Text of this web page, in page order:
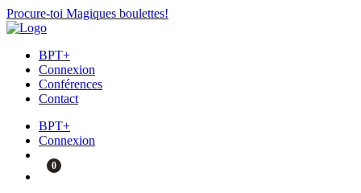
Procure-toi Magiques boulettes!
BPT+
Connexion
Conférences
Contact
BPT+
Connexion
0